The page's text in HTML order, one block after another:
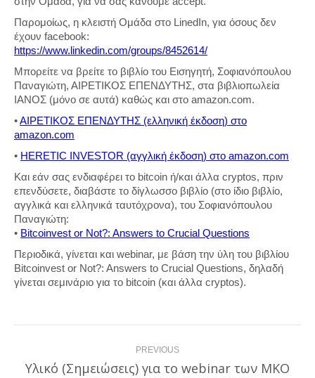
Παρομοίως, η κλειστή Ομάδα στο LinedIn, για όσους δεν
έχουν facebook:
https://www.linkedin.com/groups/8452614/
Μπορείτε να βρείτε το βιβλίο του Εισηγητή, Σοφιανόπουλου
Παναγιώτη, ΑΙΡΕΤΙΚΟΣ ΕΠΕΝΔΥΤΗΣ, στα βιβλιοπωλεία
ΙΑΝΟΣ (μόνο σε αυτά) καθώς και στο amazon.com.
•ΑΙΡΕΤΙΚΟΣ ΕΠΕΝΔΥΤΗΣ (ελληνική έκδοση) στο
amazon.com
• HERETIC INVESTOR (αγγλική έκδοση) στο amazon.com
Και εάν σας ενδιαφέρει το bitcoin ή/και άλλα cryptos, πριν
επενδύσετε, διαβάστε το δίγλωσσο βιβλίο (στο ίδιο βιβλίο,
αγγλικά και ελληνικά ταυτόχρονα), του Σοφιανόπουλου
Παναγιώτη:
• Bitcoinvest or Not?: Answers to Crucial Questions
Περιοδικά, γίνεται και webinar, με βάση την ύλη του βιβλίου
Bitcoinvest or Not?: Answers to Crucial Questions, δηλαδή
γίνεται σεμινάριο για το bitcoin (και άλλα cryptos).
navigation PREVIOUS
Previous
Υλικό (Σημειώσεις) για το webinar των ΜΚΟ